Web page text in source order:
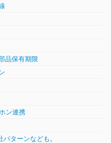
品保有期限
ン連携
ターンなども。